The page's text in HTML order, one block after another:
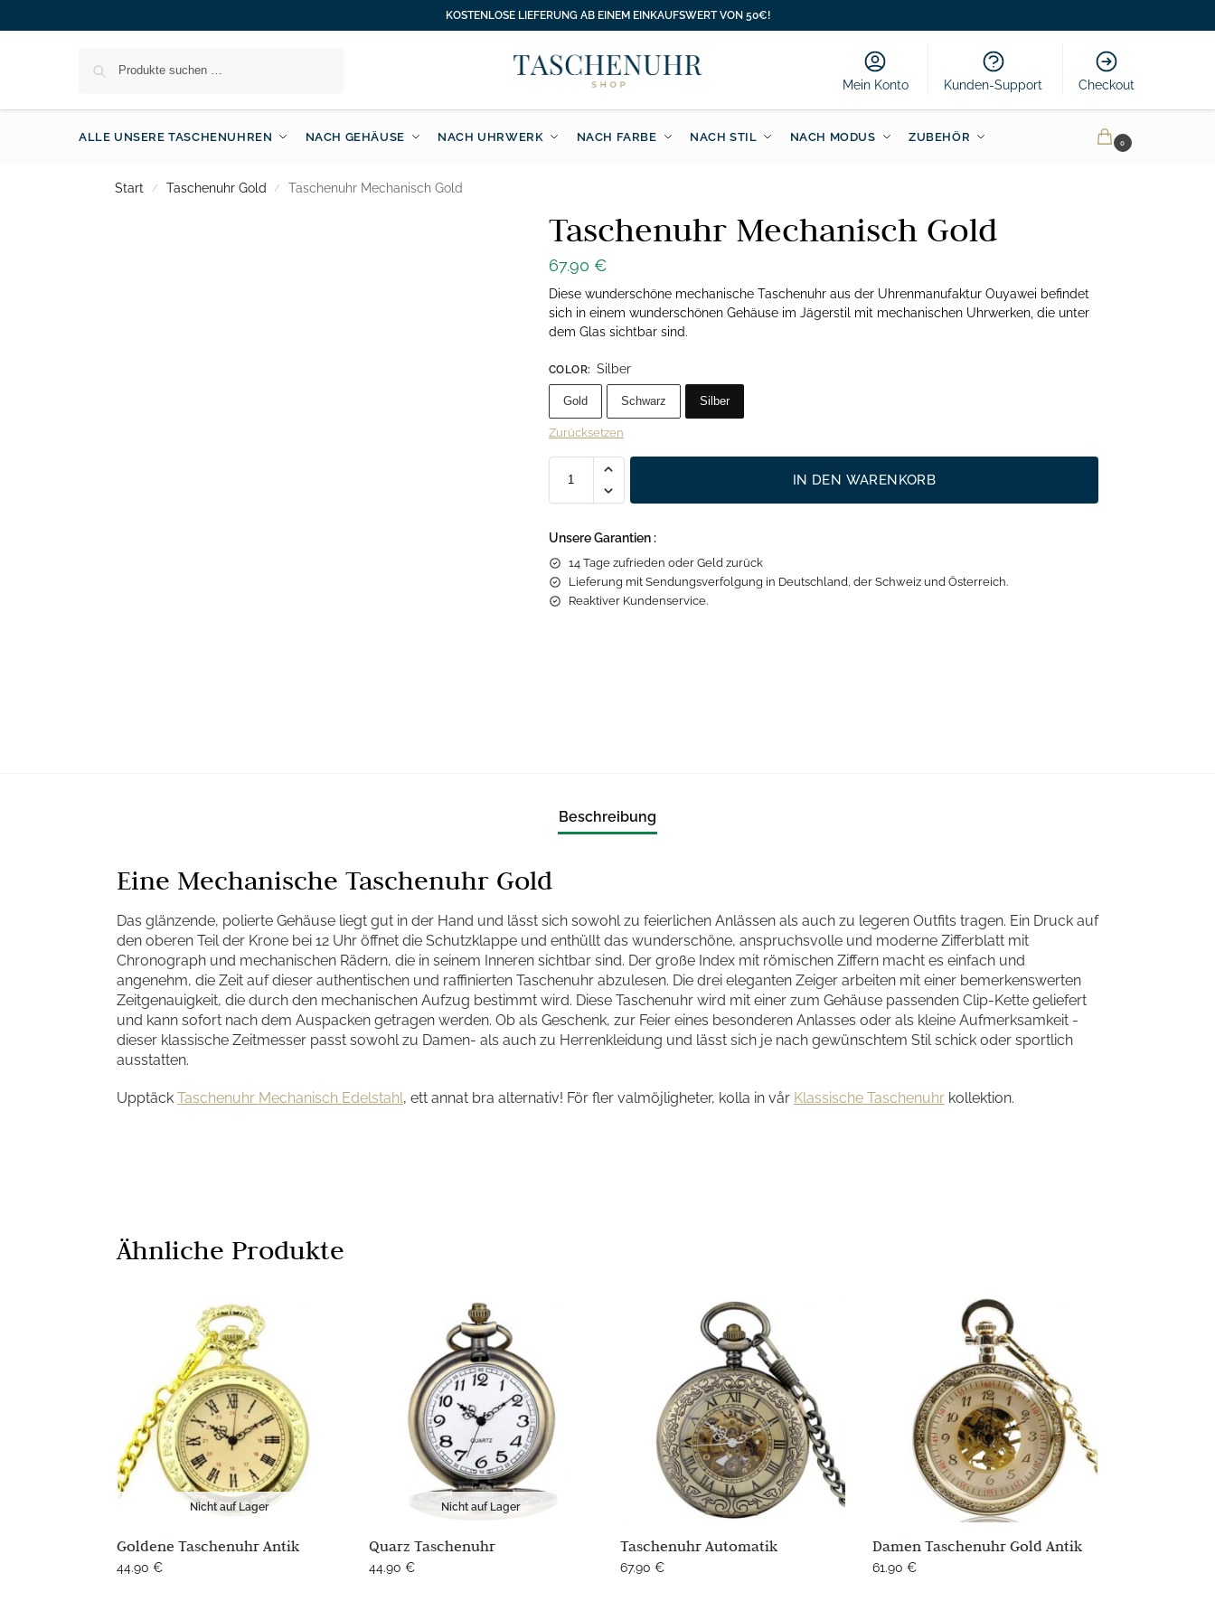
KOSTENLOSE LIEFERUNG AB EINEM EINKAUFSWERT VON 50€!
Mein Konto Kunden-Support Checkout
ALLE UNSERE TASCHENUHREN NACH GEHÄUSE NACH UHRWERK NACH FARBE NACH STIL NACH MODUS ZUBEHÖR 0
Start / Taschenuhr Gold / Taschenuhr Mechanisch Gold
Taschenuhr Mechanisch Gold
67.90 €
Diese wunderschöne mechanische Taschenuhr aus der Uhrenmanufaktur Ouyawei befindet
sich in einem wunderschönen Gehäuse im Jägerstil mit mechanischen Uhrwerken, die unter
dem Glas sichtbar sind.
COLOR: Silber
Gold Schwarz Silber
Zurücksetzen
IN DEN WARENKORB
Unsere Garantien :
14 Tage zufrieden oder Geld zurück
Lieferung mit Sendungsverfolgung in Deutschland, der Schweiz und Österreich.
Reaktiver Kundenservice.
Beschreibung
Eine Mechanische Taschenuhr Gold
Das glänzende, polierte Gehäuse liegt gut in der Hand und lässt sich sowohl zu feierlichen Anlässen als auch zu legeren Outfits tragen. Ein Druck auf
den oberen Teil der Krone bei 12 Uhr öffnet die Schutzklappe und enthüllt das wunderschöne, anspruchsvolle und moderne Zifferblatt mit
Chronograph und mechanischen Rädern, die in seinem Inneren sichtbar sind. Der große Index mit römischen Ziffern macht es einfach und
angenehm, die Zeit auf dieser authentischen und raffinierten Taschenuhr abzulesen. Die drei eleganten Zeiger arbeiten mit einer bemerkenswerten
Zeitgenauigkeit, die durch den mechanischen Aufzug bestimmt wird. Diese Taschenuhr wird mit einer zum Gehäuse passenden Clip-Kette geliefert
und kann sofort nach dem Auspacken getragen werden. Ob als Geschenk, zur Feier eines besonderen Anlasses oder als kleine Aufmerksamkeit -
dieser klassische Zeitmesser passt sowohl zu Damen- als auch zu Herrenkleidung und lässt sich je nach gewünschtem Stil schick oder sportlich
ausstatten.
Upptäck Taschenuhr Mechanisch Edelstahl, ett annat bra alternativ! För fler valmöjligheter, kolla in vår Klassische Taschenuhrkollektion.
Ähnliche Produkte
Nicht auf Lager
Goldene Taschenuhr Antik
44.90 €
Nicht auf Lager
Quarz Taschenuhr
44.90 €
Taschenuhr Automatik
67.90€
Damen Taschenuhr Gold Antik
61.90€